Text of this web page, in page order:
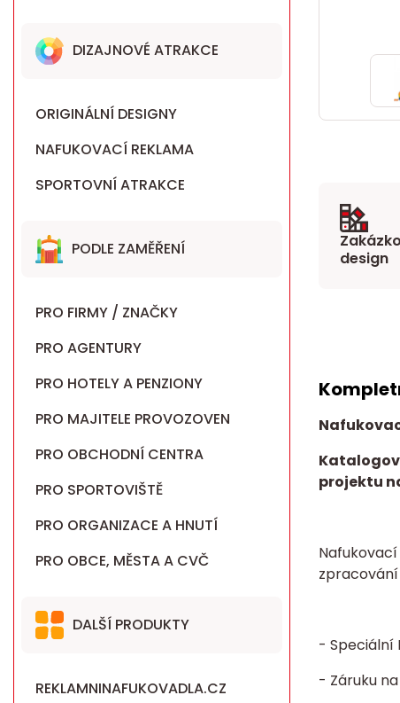
DIZAJNOVÉ ATRAKCE
ORIGINÁLNÍ DESIGNY
NAFUKOVACÍ REKLAMA
SPORTOVNÍ ATRAKCE
PODLE ZAMĚŘENÍ
PRO FIRMY / ZNAČKY
PRO AGENTURY
PRO HOTELY A PENZIONY
PRO MAJITELE PROVOZOVEN
PRO OBCHODNÍ CENTRA
PRO SPORTOVIŠTĚ
PRO ORGANIZACE A HNUTÍ
PRO OBCE, MĚSTA A CVČ
DALŠÍ PRODUKTY
REKLAMNINAFUKOVADLA.CZ
design
projektu
- Speciální
- Záruku